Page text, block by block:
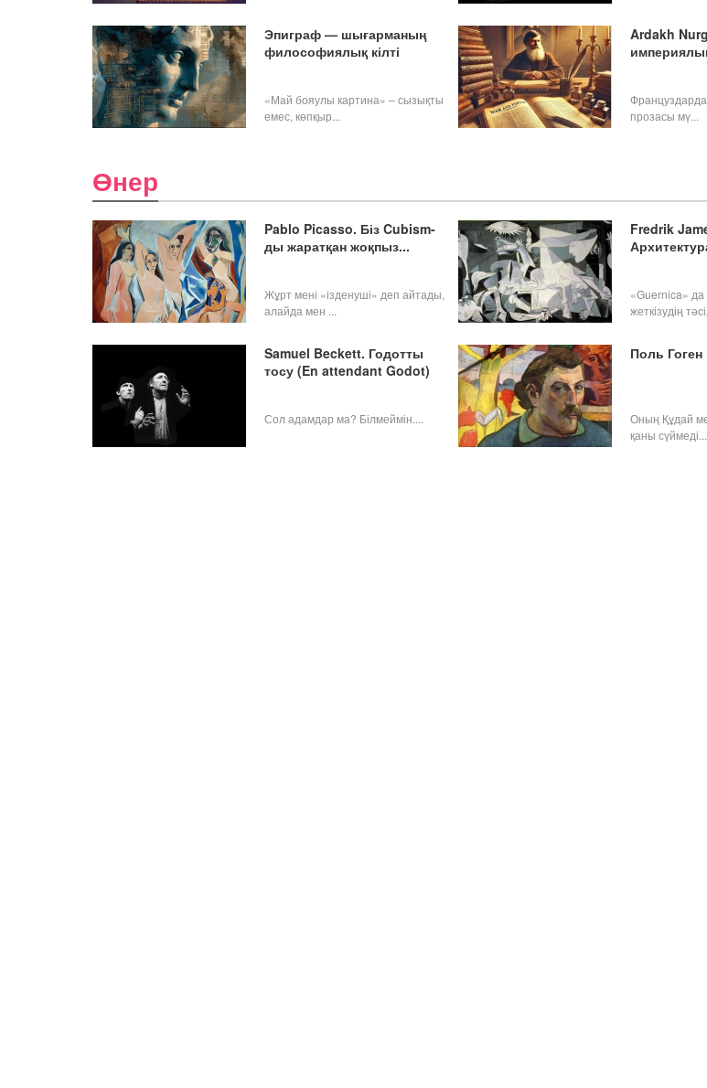
Эпиграф — шығарманың
философиялық кілті
«Май бояулы картина» – сызықты
емес, көпқыр...
Ardakh
прозасы мү...
Өнер
Pablo Picasso. Біз Cubism-
ды жаратқан жоқпыз...
Жұрт мені «ізденуші» деп айтады,
алайда мен ...
Fredrik
«Guernica»
жеткізудің
Samuel Beckett. Годотты
тосу (En attendant Godot)
Сол адамдар ма? Білмеймін....
Поль Гоген
Оның Құдай
қаны